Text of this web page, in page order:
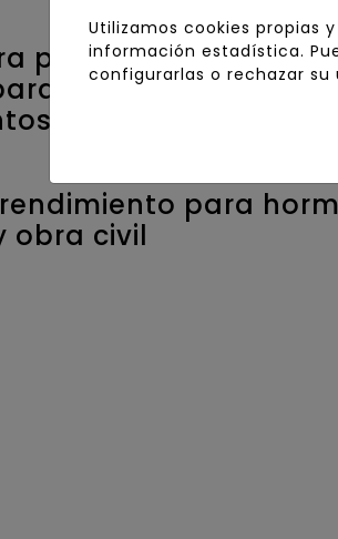
profesional para el
de grandes
para
obra civil
Utilizamos cookies propias
información estadística.
configurarlas o rechazar